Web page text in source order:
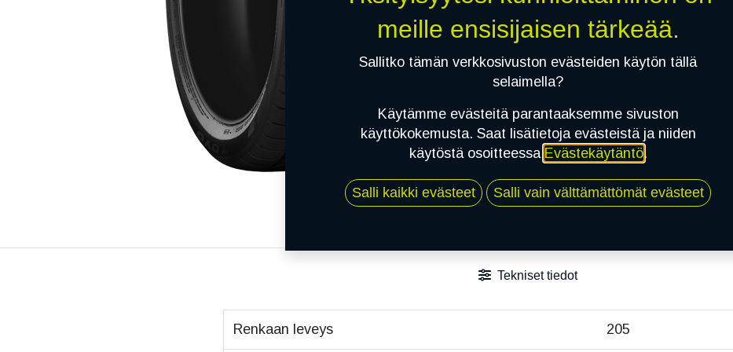
Tekniset tiedot
Renkaan leveys 205
meille ensisijaisen tärkeää.
Sallitko tämän verkkosivuston evästeiden käytön tällä
selaimella?
Käytämme evästeitä parantaaksemme sivuston
käyttökokemusta. Saat lisätietoja evästeistä ja niiden
käytöstä osoitteessa Evästekäytäntö.
Salli kaikki evästeet Salli vain välttämättömät evästeet